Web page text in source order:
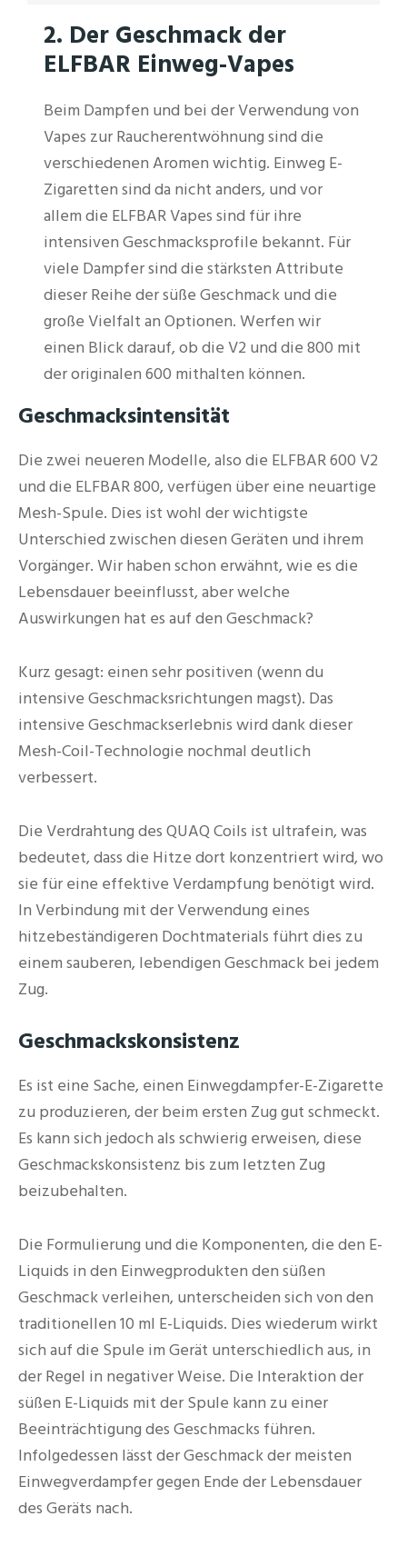
2. Der Geschmack der
ELFBAR Einweg-Vapes
Beim Dampfen und bei der Verwendung von
Vapes zur Raucherentwöhnung sind die
verschiedenen Aromen wichtig. Einweg E-
Zigaretten sind da nicht anders, und vor
allem die ELFBAR Vapes sind für ihre
intensiven Geschmacksprofile bekannt. Für
viele Dampfer sind die stärksten Attribute
dieser Reihe der süße Geschmack und die
große Vielfalt an Optionen. Werfen wir
einen Blick darauf, ob die V2 und die 800 mit
der originalen 600 mithalten können.
Geschmacksintensität
Die zwei neueren Modelle, also die ELFBAR 600 V2
und die ELFBAR 800, verfügen über eine neuartige
Mesh-Spule. Dies ist wohl der wichtigste
Unterschied zwischen diesen Geräten und ihrem
Vorgänger. Wir haben schon erwähnt, wie es die
Lebensdauer beeinflusst, aber welche
Auswirkungen hat es auf den Geschmack?
Kurz gesagt: einen sehr positiven (wenn du
intensive Geschmacksrichtungen magst). Das
intensive Geschmackserlebnis wird dank dieser
Mesh-Coil-Technologie nochmal deutlich
verbessert.
Die Verdrahtung des QUAQ Coils ist ultrafein, was
bedeutet, dass die Hitze dort konzentriert wird, wo
sie für eine effektive Verdampfung benötigt wird.
In Verbindung mit der Verwendung eines
hitzebeständigeren Dochtmaterials führt dies zu
einem sauberen, lebendigen Geschmack bei jedem
Zug.
Geschmackskonsistenz
Es ist eine Sache, einen Einwegdampfer-E-Zigarette
zu produzieren, der beim ersten Zug gut schmeckt.
Es kann sich jedoch als schwierig erweisen, diese
Geschmackskonsistenz bis zum letzten Zug
beizubehalten.
Die Formulierung und die Komponenten, die den E-
Liquids in den Einwegprodukten den süßen
Geschmack verleihen, unterscheiden sich von den
traditionellen 10 ml E-Liquids. Dies wiederum wirkt
sich auf die Spule im Gerät unterschiedlich aus, in
der Regel in negativer Weise. Die Interaktion der
süßen E-Liquids mit der Spule kann zu einer
Beeinträchtigung des Geschmacks führen.
Infolgedessen lässt der Geschmack der meisten
Einwegverdampfer gegen Ende der Lebensdauer
des Geräts nach.